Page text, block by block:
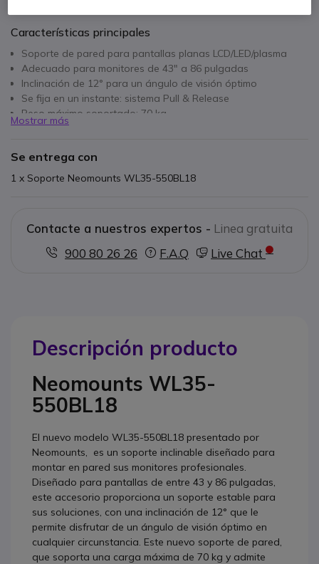
Características principales
Soporte de pared para pantallas planas LCD/LED/plasma
Adecuado para monitores de 43" a 86 pulgadas
Inclinación de 12° para un ángulo de visión óptimo
Se fija en un instante: sistema Pull & Release
Peso máximo soportado: 70 kg
Soporte ultrafino: 3,3 cm
Mostrar más
Se entrega con
1 x Soporte Neomounts WL35-550BL18
Contacte a nuestros expertos - Linea gratuita
900 80 26 26
F.A.Q Live Chat
Descripción producto
Neomounts WL35-
550BL18
El nuevo modelo WL35-550BL18 presentado por
Neomounts, es un soporte inclinable diseñado para
montar en pared sus monitores profesionales.
Diseñado para pantallas de entre 43 y 86 pulgadas,
este accesorio proporciona un soporte estable para
sus soluciones, con una inclinación de 12° que le
permite disfrutar de un ángulo de visión óptimo en
cualquier circunstancia. Este nuevo soporte de pared,
que soporta una carga máxima de 70 kg y admite